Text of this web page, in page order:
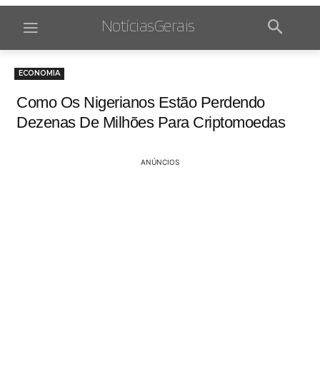
NotíciasGerais
ECONOMIA
Como Os Nigerianos Estão Perdendo
Dezenas De Milhões Para Criptomoedas
ANÚNCIOS